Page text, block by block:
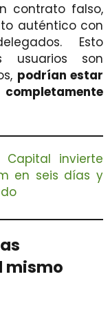
contrato falso,
auténtico con
Esto
usuarios son
podrían estar
Capital invierte
en seis días y
mismo